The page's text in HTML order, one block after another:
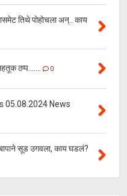
तिथे पोहोचला अन्.. काय
ठप्प....... 0
05.08.2024 News
सूड उगवला, काय घडलं?